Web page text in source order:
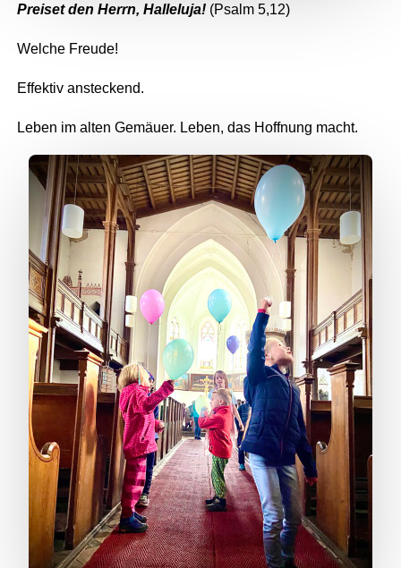
Preiset den Herrn, Halleluja! (Psalm 5,12)
Welche Freude!
Effektiv ansteckend.
Leben im alten Gemäuer. Leben, das Hoffnung macht.